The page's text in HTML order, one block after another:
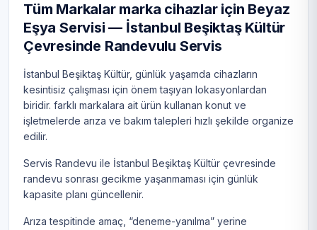
Tüm Markalar marka cihazlar için Beyaz
Eşya Servisi — İstanbul Beşiktaş Kültür
Çevresinde Randevulu Servis
İstanbul Beşiktaş Kültür, günlük yaşamda cihazların
kesintisiz çalışması için önem taşıyan lokasyonlardan
biridir. farklı markalara ait ürün kullanan konut ve
işletmelerde arıza ve bakım talepleri hızlı şekilde organize
edilir.
Servis Randevu ile İstanbul Beşiktaş Kültür çevresinde
randevu sonrası gecikme yaşanmaması için günlük
kapasite planı güncellenir.
Arıza tespitinde amaç, “deneme-yanılma” yerine